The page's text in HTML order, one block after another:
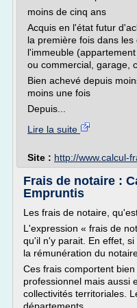
moins de cinq ans
Acquis en l'état futur
la première fois dans
l'immeuble
ou commercial, garage,
Bien achevé depuis
moins une fois
Depuis...
Lire la suite
Site : http://www.calcul-
Frais de notaire :
Empruntis
Les frais de notaire,
L'expression « frais de
qu'il n'y parait. En effet,
la rémunération du
Ces frais comportent
professionnel mais aussi
collectivités territoriales.